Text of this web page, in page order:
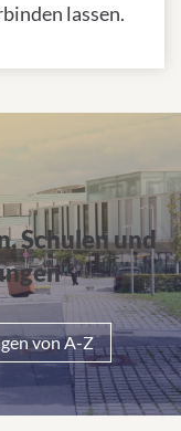
lassen.
bis Z
Schulen und
von A-Z